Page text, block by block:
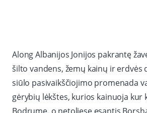
Along Albanijos Jonijos pakrantę
šilto vandens, žemų kainų ir erdvės
siūlo pasivaikščiojimo promenada
gėrybių lėkštes, kurios kainuoja kur